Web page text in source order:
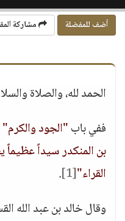
أضف للمفضلة مشاركة
الحمد لله، والصلاة
ففي باب"الجود والكرم"
بن المنكدر سيداً
القراء"[1]
.
وقال خالد بن عبد الله